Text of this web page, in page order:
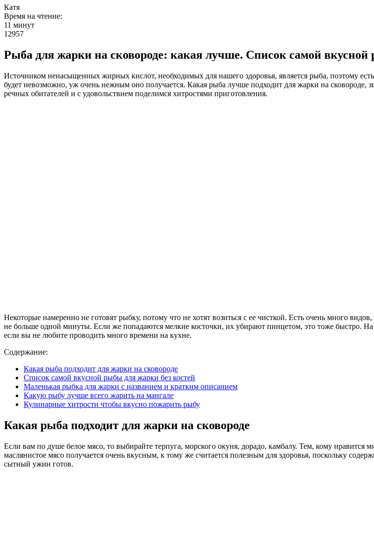
Катя
Время на чтение:
11 минут
12957
Рыба для жарки на сковороде: какая лучше. Список самой
Источником ненасыщенных жирных кислот, необходимых для нашего здоровья, является рыба, поэтому
будет невозможно, уж очень нежным оно получается. Какая рыба лучше подходит для жарки на
речных обитателей и с удовольствием поделимся хитростями приготовления.
Некоторые намеренно не готовят рыбку, потому что не хотят возиться с ее чисткой. Есть очень много
не больше одной минуты. Если же попадаются мелкие косточки, их убирают пинцетом, это тоже быстро.
если вы не любите проводить много времени на кухне.
Содержание:
Какая рыба подходит для жарки на сковороде
Список самой вкусной рыбы для жарки без костей
Маленькая рыбка для жарки с названием и кратким описанием
Какую рыбу лучше всего жарить на мангале
Кулинарные хитрости чтобы вкусно пожарить рыбу
Какая рыба подходит для жарки на сковороде
Если вам по душе белое мясо, то выбирайте терпуга, морского окуня, дорадо, камбалу. Тем, кому нравится
маслянистое мясо получается очень вкусным, к тому же считается полезным для здоровья, поскольку
сытный ужин готов.